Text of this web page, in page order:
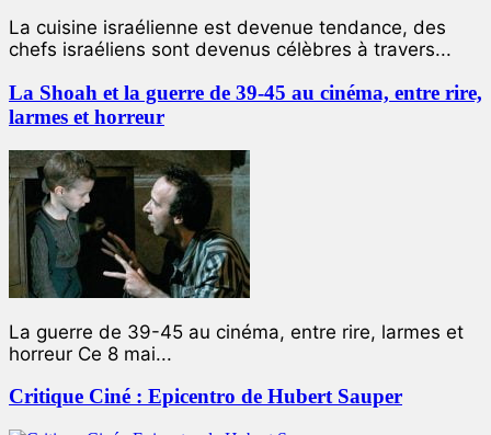
La cuisine israélienne est devenue tendance, des
chefs israéliens sont devenus célèbres à travers...
La Shoah et la guerre de 39-45 au cinéma, entre rire,
larmes et horreur
La guerre de 39-45 au cinéma, entre rire, larmes et
horreur Ce 8 mai...
Critique Ciné : Epicentro de Hubert Sauper